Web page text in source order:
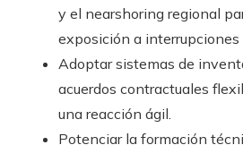
y el nearshoring regional
exposición a interrupciones
Adoptar sistemas de
acuerdos contractuales
una reacción ágil.
Potenciar la formación